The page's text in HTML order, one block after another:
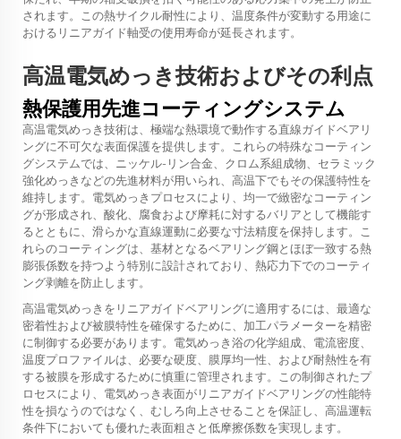
されます。この熱サイクル耐性により、温度条件が変動する用途に
おけるリニアガイド軸受の使用寿命が延長されます。
高温電気めっき技術およびその利点
熱保護用先進コーティングシステム
高温電気めっき技術は、極端な熱環境で動作する直線ガイドベアリ
ングに不可欠な表面保護を提供します。これらの特殊なコーティン
グシステムでは、ニッケル-リン合金、クロム系組成物、セラミック
強化めっきなどの先進材料が用いられ、高温下でもその保護特性を
維持します。電気めっきプロセスにより、均一で緻密なコーティン
グが形成され、酸化、腐食および摩耗に対するバリアとして機能す
るとともに、滑らかな直線運動に必要な寸法精度を保持します。こ
れらのコーティングは、基材となるベアリング鋼とほぼ一致する熱
膨張係数を持つよう特別に設計されており、熱応力下でのコーティ
ング剥離を防止します。
高温電気めっきをリニアガイドベアリングに適用するには、最適な
密着性および被膜特性を確保するために、加工パラメーターを精密
に制御する必要があります。電気めっき浴の化学組成、電流密度、
温度プロファイルは、必要な硬度、膜厚均一性、および耐熱性を有
する被膜を形成するために慎重に管理されます。この制御されたプ
ロセスにより、電気めっき表面がリニアガイドベアリングの性能特
性を損なうのではなく、むしろ向上させることを保証し、高温運転
条件下においても優れた表面粗さと低摩擦係数を実現します。